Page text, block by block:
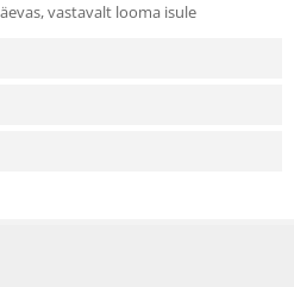
vastavalt looma isule